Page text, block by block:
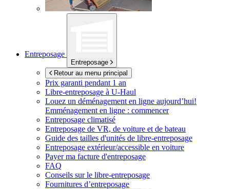
Entreposage
Entreposage
Retour au menu principal
Prix garanti pendant 1 an
Libre-entreposage à U-Haul
Louez un déménagement en ligne aujourd’hui!
Emménagement en ligne : commencer
Entreposage climatisé
Entreposage de VR, de voiture et de bateau
Guide des tailles d'unités de libre-entreposage
Entreposage extérieur/accessible en voiture
Payer ma facture d'entreposage
FAQ
Conseils sur le libre-entreposage
Fournitures d’entreposage